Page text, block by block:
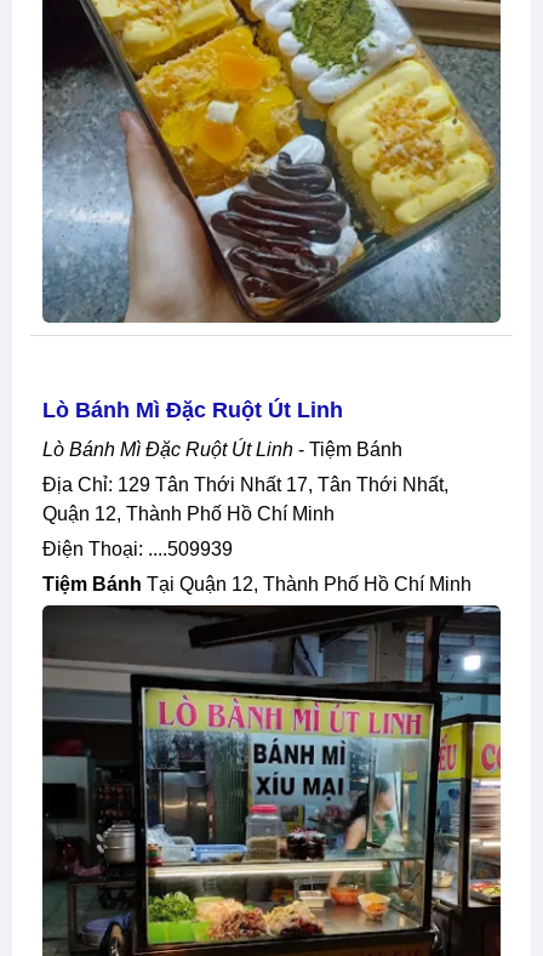
Lò Bánh Mì Đặc Ruột Út Linh
Lò Bánh Mì Đặc Ruột Út Linh - Tiệm Bánh
Địa Chỉ: 129 Tân Thới Nhất 17, Tân Thới Nhất,
Quận 12, Thành Phố Hồ Chí Minh
Điện Thoại: ....509939
Tiệm Bánh Tại Quận 12, Thành Phố Hồ Chí Minh